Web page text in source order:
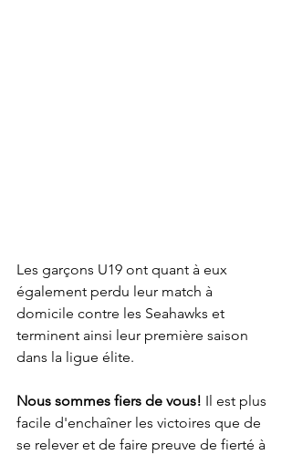
Les garçons U19 ont quant à eux
également perdu leur match à
domicile contre les Seahawks et
terminent ainsi leur première saison
dans la ligue élite.
Nous sommes fiers de vous! Il est plus
facile d'enchaîner les victoires que de
se relever et de faire preuve de fierté à